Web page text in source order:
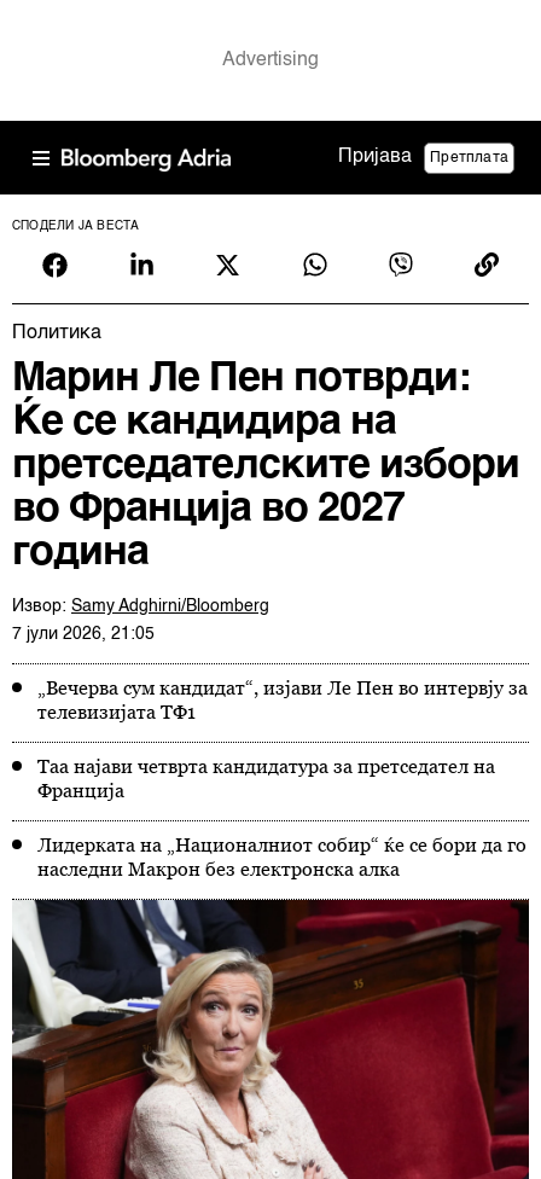
Пријава Претплата
СПОДЕЛИ ЈА ВЕСТА
Политика
Марин Ле Пен потврди:
Ќе се кандидира на
претседателските избори
во Франција во 2027
година
Извор: Samy Adghirni/Bloomberg
7 јули 2026, 21:05
„Вечерва сум кандидат“, изјави Ле Пен во интервју за
телевизијата ТФ1
Таа најави четврта кандидатура за претседател на
Франција
Лидерката на „Националниот собир“ ќе се бори да го
наследни Макрон без електронска алка